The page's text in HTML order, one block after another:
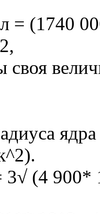
= (1740
3√ (4 900*